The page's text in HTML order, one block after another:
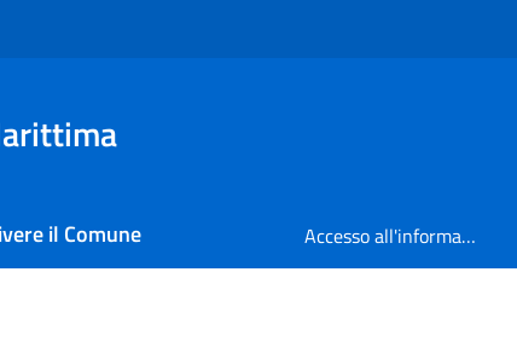
il Comune Accesso all'informazione